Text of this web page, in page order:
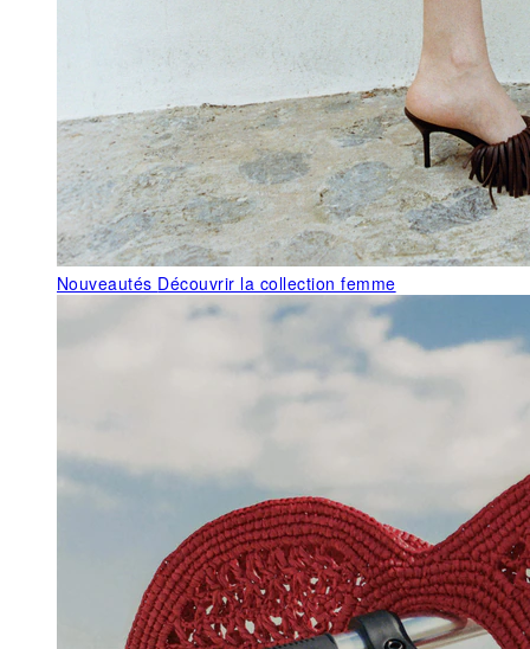
Nouveautés Découvrir la collection femme